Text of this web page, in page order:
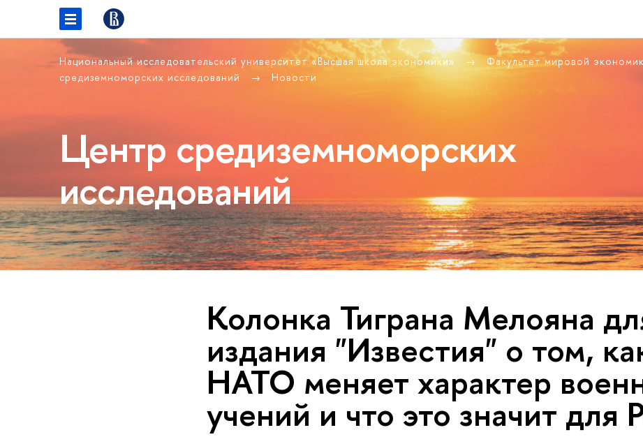
Национальный исследовательский университет «Высшая школа экономики» Факультет мировой
средиземноморских исследований
Новости
Центр средиземноморских
исследований
Колонка Тиграна Мелояна
издания "Известия" о том,
НАТО меняет характер
учений и что это значит для